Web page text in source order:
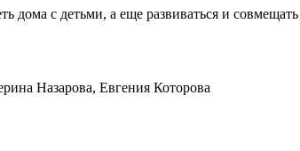
дома с детьми, а еще развиваться и
Назарова, Евгения Которова